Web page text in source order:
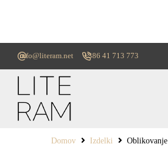
info@literam.net +386 41 713 773
Domov Izdelki Oblikovanje